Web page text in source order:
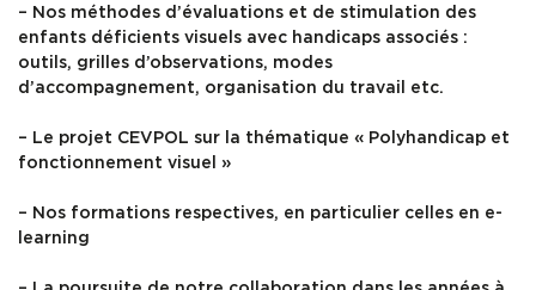
– Nos méthodes d’évaluations et de stimulation des
enfants déficients visuels avec handicaps associés :
outils, grilles d’observations, modes
d’accompagnement, organisation du travail etc.
– Le projet CEVPOL sur la thématique « Polyhandicap et
fonctionnement visuel »
– Nos formations respectives, en particulier celles en e-
learning